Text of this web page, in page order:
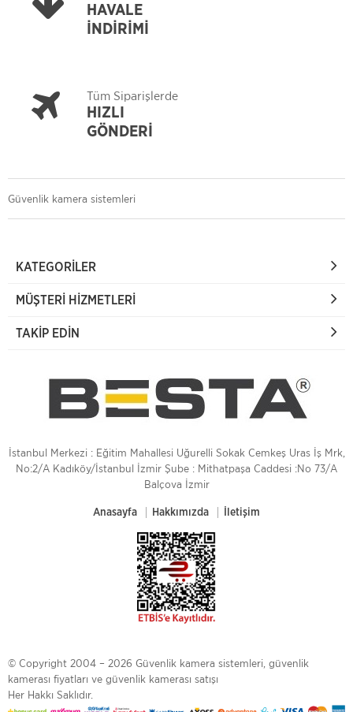
HAVALE
İNDİRİMİ
Tüm Siparişlerde
HIZLI
GÖNDERİ
Güvenlik kamera sistemleri
KATEGORILER
MÜŞTERI HIZMETLERI
TAKIP EDIN
İstanbul Merkezi : Eğitim Mahallesi Uğurelli Sokak Cemkeş Uras İş Mrk,
No:2/A Kadıköy/İstanbul İzmir Şube : Mithatpaşa Caddesi :No 73/A
Balçova İzmir
Anasayfa Hakkımızda İletişim
© Copyright 2004 – 2026 Güvenlik kamera sistemleri, güvenlik
kamerası fiyatları ve güvenlik kamerası satışı
Her Hakkı Saklıdır.